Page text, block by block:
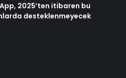
2025’ten itibaren bu
desteklenmeyecek